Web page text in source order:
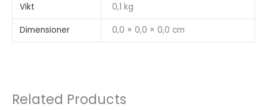
Vikt 0,1 kg
Dimensioner 0,0 × 0,0 × 0,0 cm
Related Products